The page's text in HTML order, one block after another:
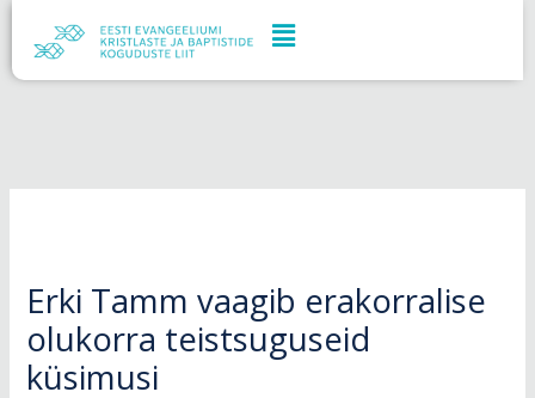
content
Erki Tamm vaagib erakorralise
olukorra teistsuguseid
küsimusi